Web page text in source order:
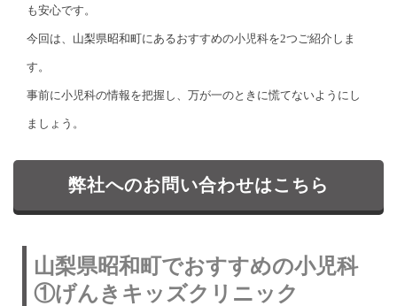
も安心です。
今回は、山梨県昭和町にあるおすすめの小児科を2つご紹介しま
す。
事前に小児科の情報を把握し、万が一のときに慌てないようにし
ましょう。
弊社へのお問い合わせはこちら
山梨県昭和町でおすすめの小児科
①げんきキッズクリニック